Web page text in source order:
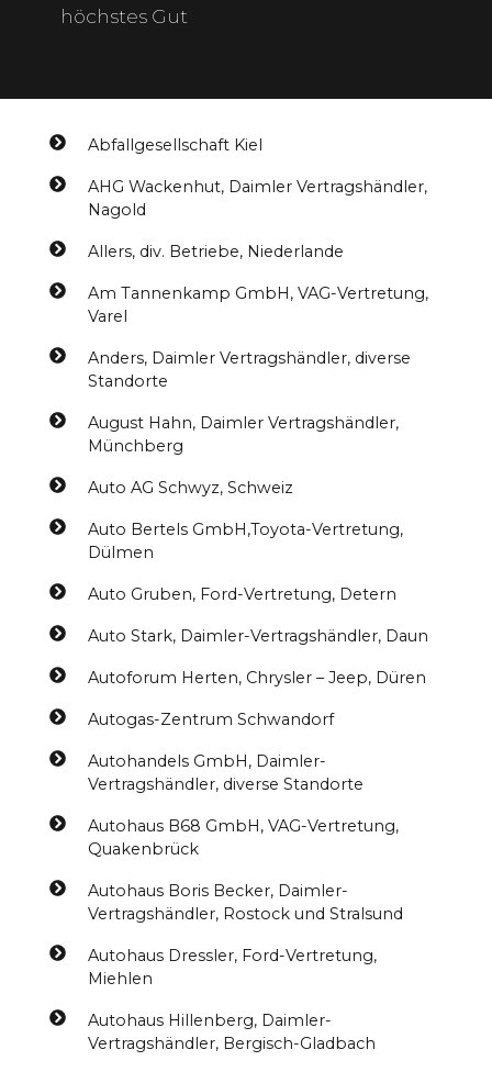
höchstes Gut
Abfallgesellschaft Kiel
AHG Wackenhut, Daimler Vertragshändler,
Nagold
Allers, div. Betriebe, Niederlande
Am Tannenkamp GmbH, VAG-Vertretung,
Varel
Anders, Daimler Vertragshändler, diverse
Standorte
August Hahn, Daimler Vertragshändler,
Münchberg
Auto AG Schwyz, Schweiz
Auto Bertels GmbH,Toyota-Vertretung,
Dülmen
Auto Gruben, Ford-Vertretung, Detern
Auto Stark, Daimler-Vertragshändler, Daun
Autoforum Herten, Chrysler – Jeep, Düren
Autogas-Zentrum Schwandorf
Autohandels GmbH, Daimler-
Vertragshändler, diverse Standorte
Autohaus B68 GmbH, VAG-Vertretung,
Quakenbrück
Autohaus Boris Becker, Daimler-
Vertragshändler, Rostock und Stralsund
Autohaus Dressler, Ford-Vertretung,
Miehlen
Autohaus Hillenberg, Daimler-
Vertragshändler, Bergisch-Gladbach